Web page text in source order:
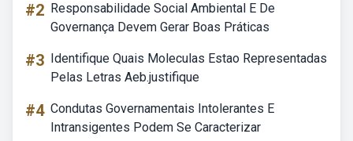
#2 Responsabilidade Social Ambiental E De
Governança Devem Gerar Boas Práticas
#3 Identifique Quais Moleculas Estao Representadas
Pelas Letras Aeb.justifique
#4 Condutas Governamentais Intolerantes E
Intransigentes Podem Se Caracterizar